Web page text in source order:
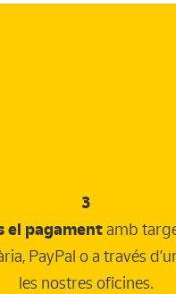
3
el pagamentamb
PayPal o a través
les nostres oficines.